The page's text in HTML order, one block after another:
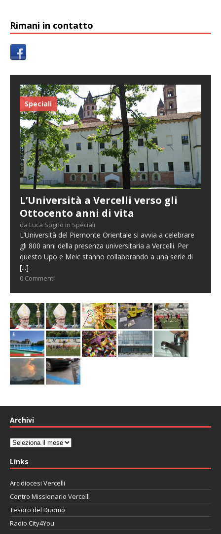
Rimani in contatto
Speciali
L’Università a Vercelli verso gli
Ottocento anni di vita
da Luca Sogno in Speciali
L’Università del Piemonte Orientale si avvia a celebrare
gli 800 anni della presenza universitaria a Vercelli. Per
questo Upo e Meic stanno collaborando a una serie di
[...]
0 Commenti
Archivi
Archivi
Links
Arcidiocesi Vercelli
Centro Missionario Vercelli
Tesoro del Duomo
Radio City4You